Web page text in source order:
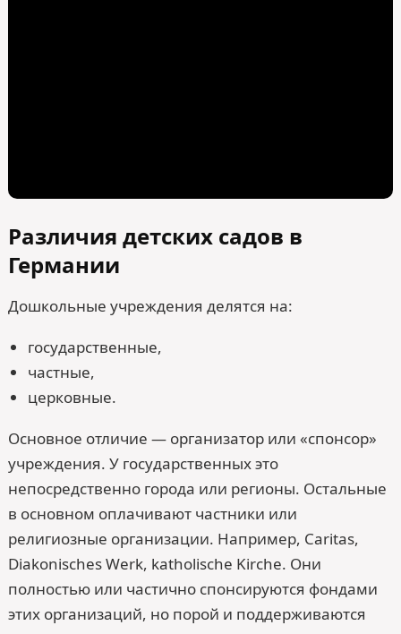
Различия детских садов в
Германии
Дошкольные учреждения делятся на:
государственные,
частные,
церковные.
Основное отличие — организатор или «спонсор»
учреждения. У государственных это
непосредственно города или регионы. Остальные
в основном оплачивают частники или
религиозные организации. Например, Caritas,
Diakonisches Werk, katholische Kirche. Они
полностью или частично спонсируются фондами
этих организаций, но порой и поддерживаются